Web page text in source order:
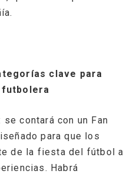
clave para
contará con un Fan
para que los
de la fiesta del fútbol a
Habrá